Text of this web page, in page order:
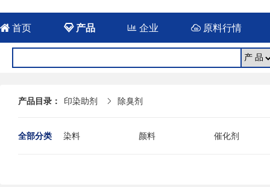
 首页 产品  企业 原料行情
产品目录： 印染助剂  除臭剂
全部分类 染料 颜料
催化剂